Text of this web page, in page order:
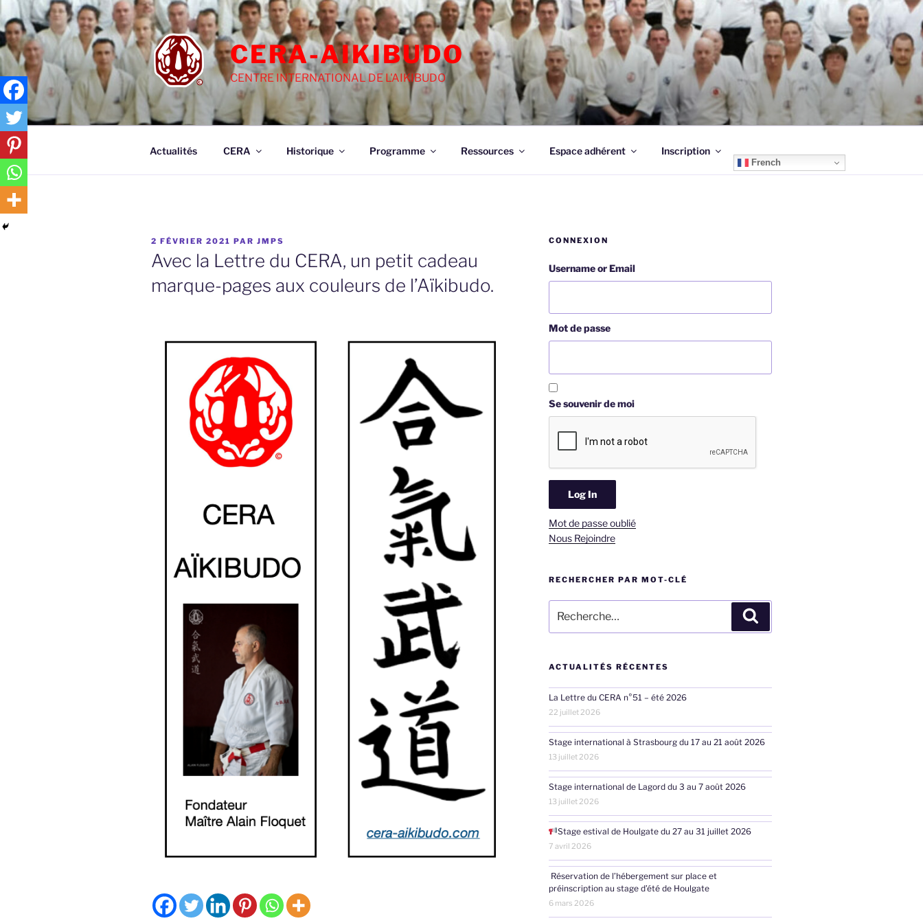
Aller
au
contenu
principal
CERA-AIKIBUDO
CENTRE INTERNATIONAL DE L'AIKIBUDO
Actualités CERA Historique Programme Ressources Espace adhérent Inscription
French
PUBLIÉ
LE
2 FÉVRIER 2021 PAR JMPS
Avec la Lettre du CERA, un petit cadeau
marque-pages aux couleurs de l’Aïkibudo.
CONNEXION
Username or Email
Mot de passe
Se souvenir de moi
Mot de passe oublié
Nous Rejoindre
RECHERCHER PAR MOT-CLÉ
pour
:
ACTUALITÉS RÉCENTES
La Lettre du CERA n°51 – été 2026
22 juillet 2026
Stage international à Strasbourg du 17 au 21 août 2026
13 juillet 2026
Stage international de Lagord du 3 au 7 août 2026
13 juillet 2026
Stage estival de Houlgate du 27 au 31 juillet 2026
7 avril 2026
Réservation de l’hébergement sur place et
préinscription au stage d’été de Houlgate
6 mars 2026